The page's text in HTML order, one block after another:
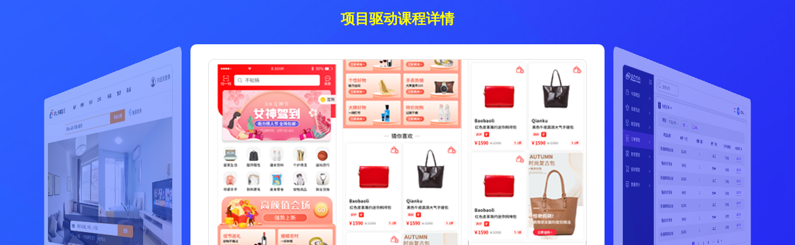
项目驱动课程详情
该项目使用原生的HTML+CSS+JavaScript，让一个淘宝购物车页面从0到1。主要目的是锻炼
Java程序员能够掌握必备的WEB前端知识。
办公自动化（OA）是一个企业除了生产控制之外的一切信息处理与管理的集合。不同的使
用对象具有不同的功能：对企业高层领导来说，办公自动化（OA）是决策支持系统（DS
S）。它运用科学的数学模型，结合企业内部/外部的信息，为企业领导的决策提供参考和依
据；
动力办公系统
管理、题型管理、添加试题、试题管理等模块。本项目采用最原生态的JavaWEB基础知识Se
rvlet+AJAX+JDBC+HTML+CSS+JavaScript实现，为后面学习高级框架打下坚实的基础。
动力租车平台是汽车租赁服务的一款服务软件系统，定位于汽车的租赁服务，项目采用 Spring+SpringMVC+MyBatis 搭建开发，采用 Maven 作为构建工具，搭建多模块聚合项目。
动力租车网
该项目为贸易行业的客户关系管理系统，主要针对企业客户，单方面的对客户做出的一些管
理。